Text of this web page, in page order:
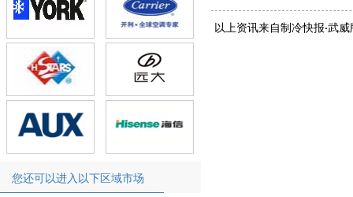
您还可以进入以下区域市场
肃南：冷链物流建设提速
以上资讯来自制冷快报·武威